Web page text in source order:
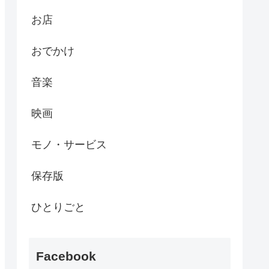
お店
おでかけ
音楽
映画
モノ・サービス
保存版
ひとりごと
Facebook